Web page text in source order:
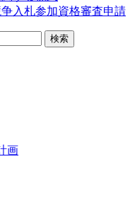
入札参加資格審査申請
画